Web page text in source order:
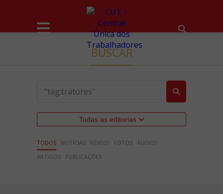
BUSCAR
Todas as editorias
TODOS NOTÍCIAS VÍDEOS FOTOS ÁUDIOS
ARTIGOS
PUBLICAÇÕES